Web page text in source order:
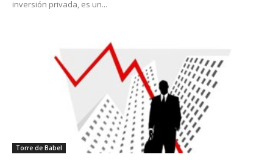
inversión privada, es un...
Torre de Babel